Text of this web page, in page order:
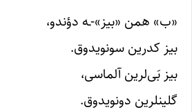
«ب» همن «بیز»-ـه دؤندو،
بیز کدرین سونویدوق.
بیز بَی‌لرین آلماسی،
گلینلرین دونویدوق.